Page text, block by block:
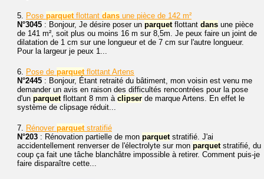
5. Pose parquetflottant dans une pièce de 142 m²
N°3045 : Bonjour, Je désire poser un parquetflottant dans une pièce
de 141 m², soit plus ou moins 16 m sur 8,5m. Je peux faire un joint de
dilatation de 1 cm sur une longueur et de 7 cm sur l'autre longueur.
Pour la largeur je peux 1...
6. Pose de parquetflottant Artens
N°2445 : Bonjour, Étant retraité du bâtiment, mon voisin est venu me
demander un avis en raison des difficultés rencontrées pour la pose
d'un parquetflottant 8 mm à clipser de marque Artens. En effet le
système de clipsage réduit...
7. Rénover parquetstratifié
N°203 : Rénovation partielle de mon parquetstratifié. J'ai
accidentellement renverser de l'électrolyte sur mon parquetstratifié, du
coup ça fait une tâche blanchâtre impossible à retirer. Comment puis-je
faire disparaître cette...